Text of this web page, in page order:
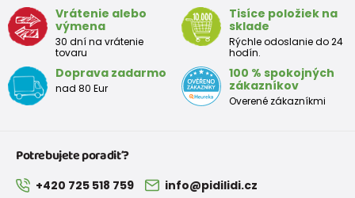
Vrátenie alebo
výmena
30 dní na vrátenie
tovaru
Tisíce položiek na
sklade
Rýchle odoslanie do 24
hodín.
Doprava zadarmo
nad 80 Eur
100 % spokojných
zákazníkov
Overené zákazníkmi
Potrebujete poradiť?
+420 725 518 759 info@pidilidi.cz